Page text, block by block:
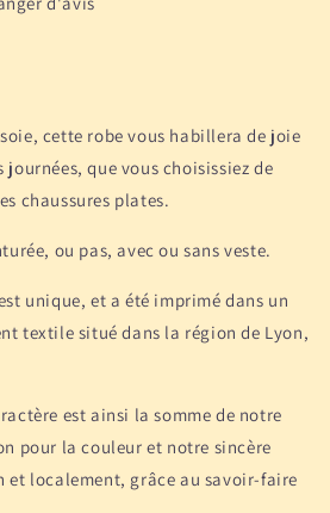
cette robe vous habillera de joie
que vous choisissiez de
chaussures plates.
ou pas, avec ou sans veste.
unique, et a été imprimé dans un
textile situé dans la région de Lyon,
est ainsi la somme de notre
pour la couleur et notre sincère
et localement, grâce au savoir-faire